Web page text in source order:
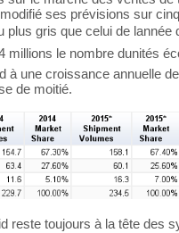
ses prévisions sur
plus gris que celui de lannée
millions le nombre dunités
à une croissance annuelle
de moitié.
reste toujours à la tête des